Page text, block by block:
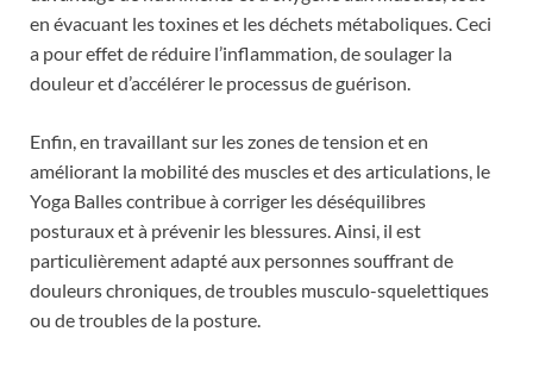
en évacuant les toxines et les déchets métaboliques. Ceci
a pour effet de réduire l’inflammation, de soulager la
douleur et d’accélérer le processus de guérison.
Enfin, en travaillant sur les zones de tension et en
améliorant la mobilité des muscles et des articulations, le
Yoga Balles contribue à corriger les déséquilibres
posturaux et à prévenir les blessures. Ainsi, il est
particulièrement adapté aux personnes souffrant de
douleurs chroniques, de troubles musculo-squelettiques
ou de troubles de la posture.